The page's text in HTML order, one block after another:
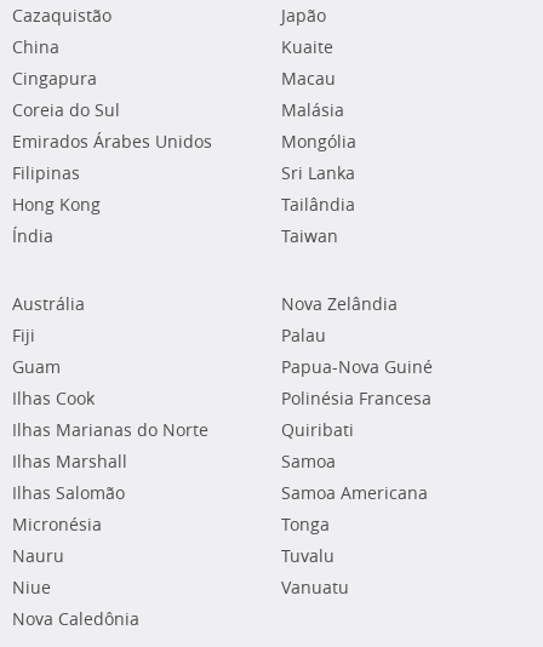
Cazaquistão
China
Cingapura
Coreia do Sul
Emirados Árabes Unidos
Filipinas
Hong Kong
Índia
Japão
Kuaite
Macau
Malásia
Mongólia
Sri Lanka
Tailândia
Taiwan
Austrália
Fiji
Guam
Ilhas Cook
Ilhas Marianas do Norte
Ilhas Marshall
Ilhas Salomão
Micronésia
Nauru
Niue
Nova Caledônia
Nova Zelândia
Palau
Papua-Nova Guiné
Polinésia Francesa
Quiribati
Samoa
Samoa Americana
Tonga
Tuvalu
Vanuatu